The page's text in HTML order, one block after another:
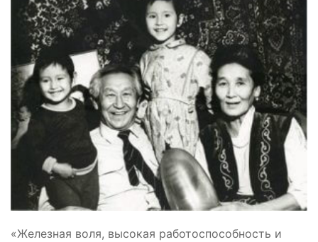
«Железная воля, высокая работоспособность и